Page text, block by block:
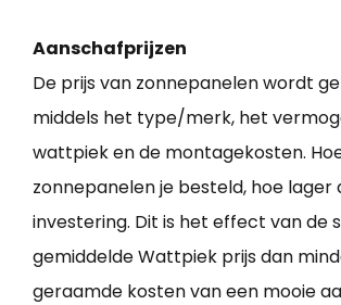
Aanschafprijzen
De prijs van zonnepanelen wordt
middels het type/merk, het
wattpiek en de montagekosten.
zonnepanelen je besteld, hoe lager
investering. Dit is het effect van de
gemiddelde Wattpiek prijs dan
geraamde kosten van een mooie